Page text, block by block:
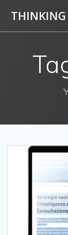
THINKING